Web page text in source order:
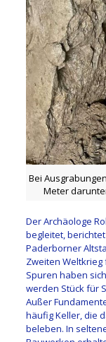
Bei
Meter
Der Archäologe
begleitet,
Paderborner
Zweiten
Spuren haben
werden Stück für
Außer
häufig Keller, die
beleben. In